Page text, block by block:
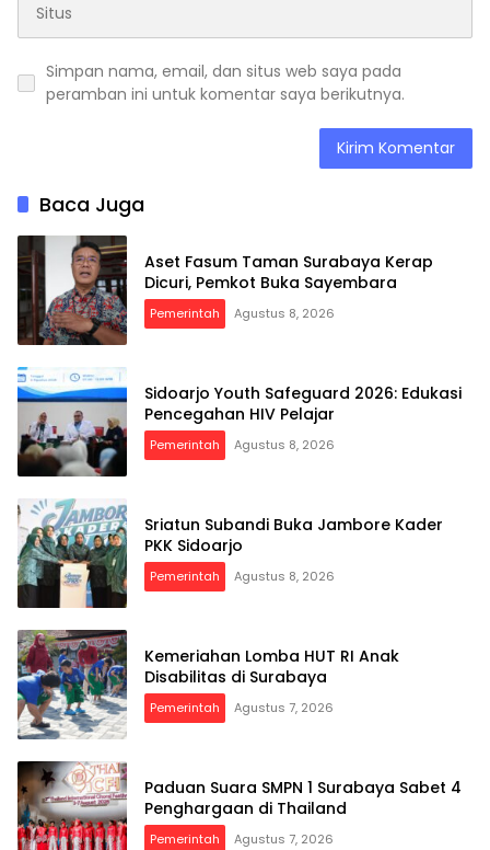
Simpan nama, email, dan situs web saya pada
peramban ini untuk komentar saya berikutnya.
Baca Juga
Aset Fasum Taman Surabaya Kerap
Dicuri, Pemkot Buka Sayembara
Pemerintah Agustus 8, 2026
Sidoarjo Youth Safeguard 2026: Edukasi
Pencegahan HIV Pelajar
Pemerintah Agustus 8, 2026
Sriatun Subandi Buka Jambore Kader
PKK Sidoarjo
Pemerintah Agustus 8, 2026
Kemeriahan Lomba HUT RI Anak
Disabilitas di Surabaya
Pemerintah Agustus 7, 2026
Paduan Suara SMPN 1 Surabaya Sabet 4
Penghargaan di Thailand
Pemerintah Agustus 7, 2026